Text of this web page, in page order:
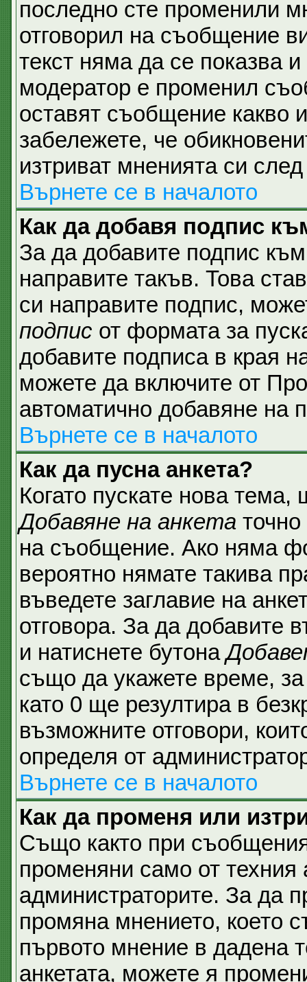
последно сте променили
отговорил на съобщение
текст няма да се показва
модератор е променил
оставят съобщение
забележете, че
изтриват мненията си
Върнете се в началото
Как да добавя подпис
За да добавите подпис
направите такъв. Това
си направите подпис,
подпис от формата за
добавите подписа в края
можете да включите от
автоматично добавяне на
Върнете се в началото
Как да пусна анкета?
Когато пускате нова
Добавяне на анкета
на съобщение. Ако няма
вероятно нямате такива
въведете заглавие на
отговора. За да добавите
и натиснете бутона
също да укажете време, за
като 0 ще резултира в
възможните отговори,
определя от
Върнете се в началото
Как да променя или
Също както при
променяни само от техния
администраторите. За да
промяна мнението, което
първото мнение в дадена
анкетата, можете я